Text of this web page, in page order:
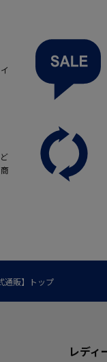
通販】トップ
レディ